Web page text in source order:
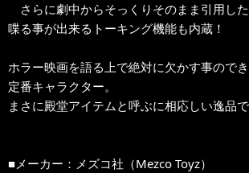
さらに劇中からそっくりそのまま引用し
喋る事が出来るトーキング機能も内蔵！
ホラー映画を語る上で絶対に欠かす事ので
定番キャラクター。
まさに殿堂アイテムと呼ぶに相応しい逸品
■メーカー：メズコ社（Mezco Toyz）